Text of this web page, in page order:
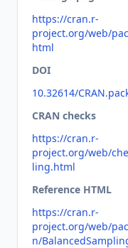
https://cran.r-
project.org/web/
html
DOI
10.32614/
CRAN checks
https://cran.r-
project.org/web/
ling.html
Reference HTML
https://cran.r-
project.org/web/
n/